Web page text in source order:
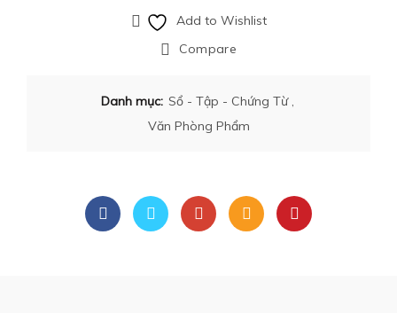
Add to Wishlist
Compare
Danh mục: Sổ - Tập - Chứng Từ ,
Văn Phòng Phẩm